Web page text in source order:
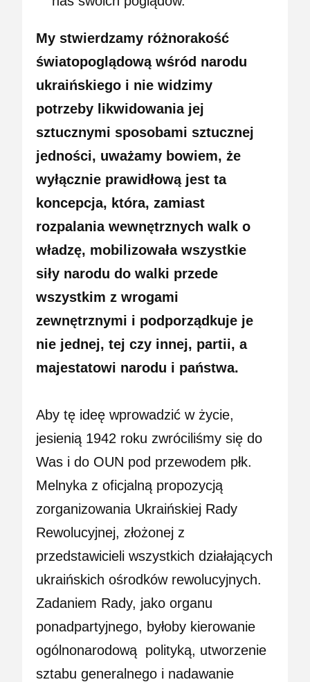
My stwierdzamy różnorakość
światopoglądową wśród narodu
ukraińskiego i nie widzimy
potrzeby likwidowania jej
sztucznymi sposobami sztucznej
jedności, uważamy bowiem, że
wyłącznie prawidłową jest ta
koncepcja, która, zamiast
rozpalania wewnętrznych walk o
władzę, mobilizowała wszystkie
siły narodu do walki przede
wszystkim z wrogami
zewnętrznymi i podporządkuje je
nie jednej, tej czy innej, partii, a
majestatowi narodu i państwa.
Aby tę ideę wprowadzić w życie,
jesienią 1942 roku zwróciliśmy się do
Was i do OUN pod przewodem płk.
Melnyka z oficjalną propozycją
zorganizowania Ukraińskiej Rady
Rewolucyjnej, złożonej z
przedstawicieli wszystkich działających
ukraińskich ośrodków rewolucyjnych.
Zadaniem Rady, jako organu
ponadpartyjnego, byłoby kierowanie
ogólnonarodową polityką, utworzenie
sztabu generalnego i nadawanie